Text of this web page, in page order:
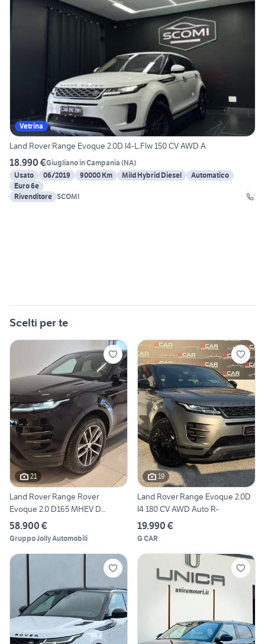
Vetrina
Land Rover Range Evoque 2.0D I4-L.Flw 150 CV AWD A
18.990 €Giugliano in Campania (NA)
Usato
06/2019 90000 Km Mild Hybrid Diesel
Automatico
Euro 6e
Rivenditore SCOMI
Scelti per te
21
Land Rover Range Rover
Evoque 2.0 D165 MHEV D...
58.900 €
Gruppo Jolly Automobili
19
Land Rover Range Evoque 2.0D
I4 180 CV AWD Auto R-
19.990 €
G CAR